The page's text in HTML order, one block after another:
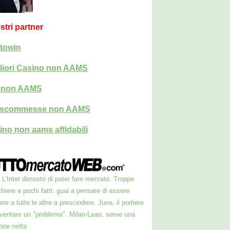
partner
Casino non AAMS
AAMS
non AAMS
non aams affidabili
L'Inter dimostri di poter fare mercato. Troppe
e pochi fatti: guai a pensare di essere
a tutte le altre a prescindere. Juve, il portiere
un "problema". Milan-Leao, serve una
netta